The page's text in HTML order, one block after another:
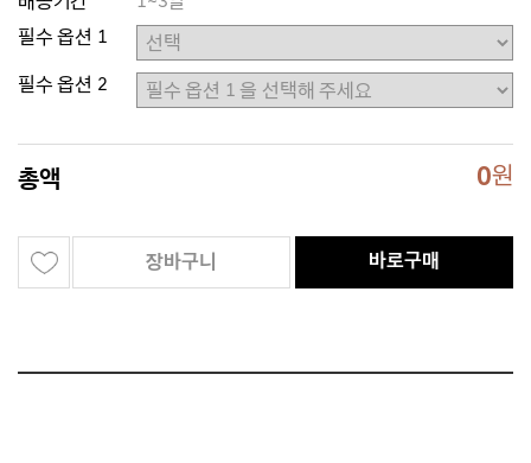
필수 옵션 1
필수 옵션 2
총액 0원
장바구니 바로구매